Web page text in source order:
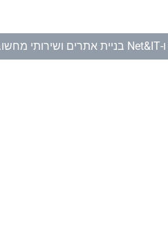
ו-Net&IT בניית אתרים ושירותי מחשוב